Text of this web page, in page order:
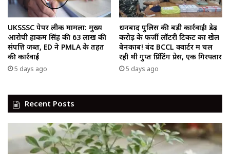
UKSSSC पेपर लीक मामला: मुख्य
आरोपी हाकम सिंह की ₹63 लाख की
संपत्ति जब्त, ED ने PMLA के तहत
की कार्रवाई
5 days ago
धनबाद पुलिस की बड़ी कार्रवाई! डेढ़
करोड़ के फर्जी लॉटरी टिकट का खेल
बेनकाब! बंद BCCL क्वार्टर में चल
रही थी गुप्त प्रिंटिंग प्रेस, एक गिरफ्तार
5 days ago
Recent Posts